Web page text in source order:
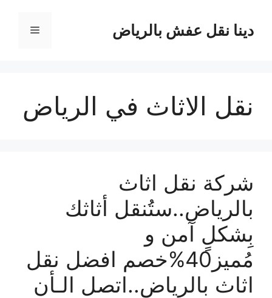
المحتوىدينا نقل عفش بالرياض القائمة
نقل الاثاث في الرياض
شركة نقل اثاث
بالرياض..ستُنقل أثاثك
بِشكلٍ آمن و
مُميز40%خصم افضل نقل
اثاث بالرياض..اتصل الـأن